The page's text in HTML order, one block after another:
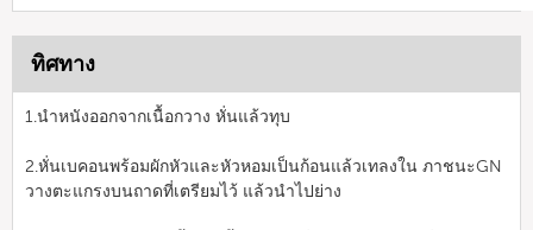
ทิศทาง
1.นำหนังออกจากเนื้อกวาง หั่นแล้วทุบ
2.หั่นเบคอนพร้อมผักหัวและหัวหอมเป็นก้อนแล้วเทลงใน ภาชนะGN
วางตะแกรงบนถาดที่เตรียมไว้ แล้วนำไปย่าง